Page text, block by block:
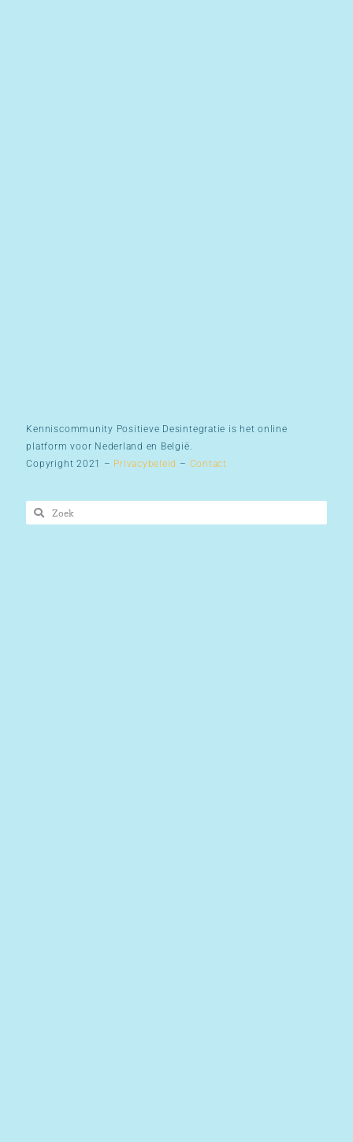
Kenniscommunity Positieve Desintegratie is het online
platform voor Nederland en België.
Copyright 2021 – Privacybeleid – Contact